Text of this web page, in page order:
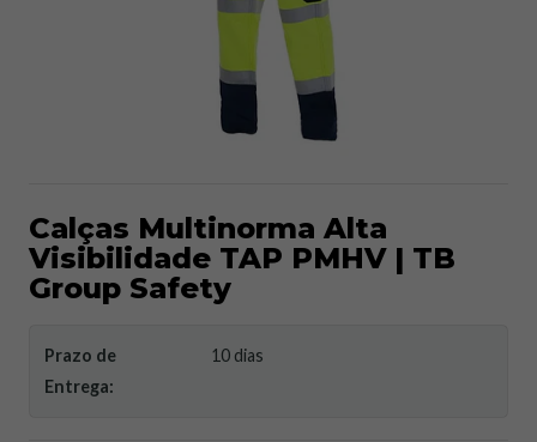
Calças Multinorma Alta
Visibilidade TAP PMHV | TB
Group Safety
Prazo de
Entrega:
10 dias